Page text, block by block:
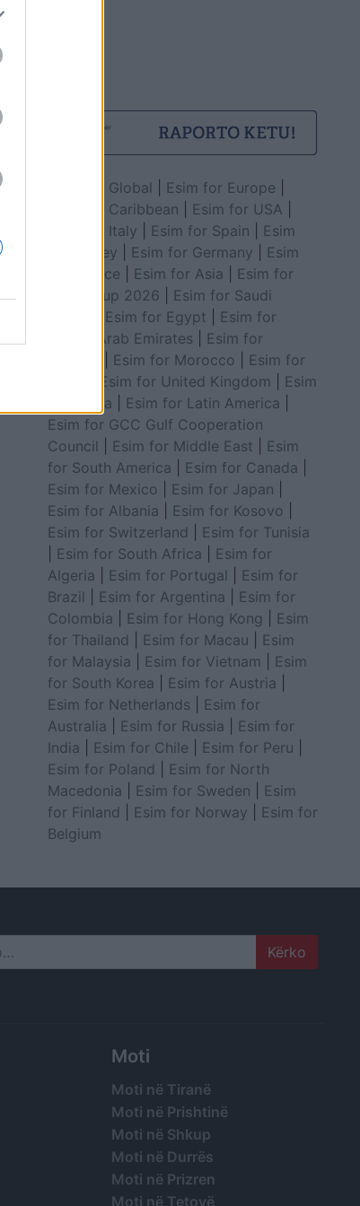
Esim for Global Esim for Europe
Esim for Caribbean
Esim for USA
Esim for Italy
Esim for Spain
Esim
for Turkey
Esim for Germany
Esim
for Greece
Esim for Asia
Esim for
World Cup 2026
Esim for Saudi
Esim for Egypt
Esim for
United Arab Emirates
Esim for
Esim for Morocco
Esim for
Esim for United Kingdom
Esim
for Africa
Esim for Latin America
Esim for GCC Gulf Cooperation
Council
Esim for Middle East
Esim
for South America
Esim for Canada
Esim for Mexico
Esim for Japan
Esim for Albania
Esim for Kosovo
Esim for Switzerland
Esim for Tunisia
Esim for South Africa
Esim for
Algeria
Esim for Portugal
Esim for
Brazil
Esim for Argentina
Esim for
Colombia
Esim for Hong Kong
Esim
for Thailand
Esim for Macau
Esim
for Malaysia
Esim for Vietnam
Esim
for South Korea
Esim for Austria
Esim for Netherlands
Esim for
Australia
Esim for Russia
Esim for
India
Esim for Chile Esim for Peru
Esim for Poland
Esim for North
Macedonia
Esim for Sweden
Esim
for Finland
Esim for Norway
Esim for
Belgium
Moti
Moti në Tiranë
Moti në Prishtinë
Moti në Shkup
Moti në Durrës
Moti në Prizren
Moti në Tetovë